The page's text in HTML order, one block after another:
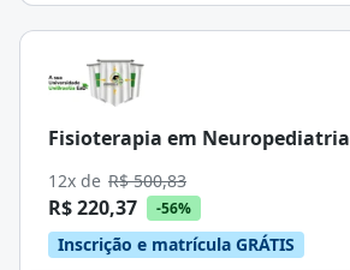
Fisioterapia em Neuropediatria
12x de R$ 500,83
R$ 220,37 -56%
Inscrição e matrícula GRÁTIS